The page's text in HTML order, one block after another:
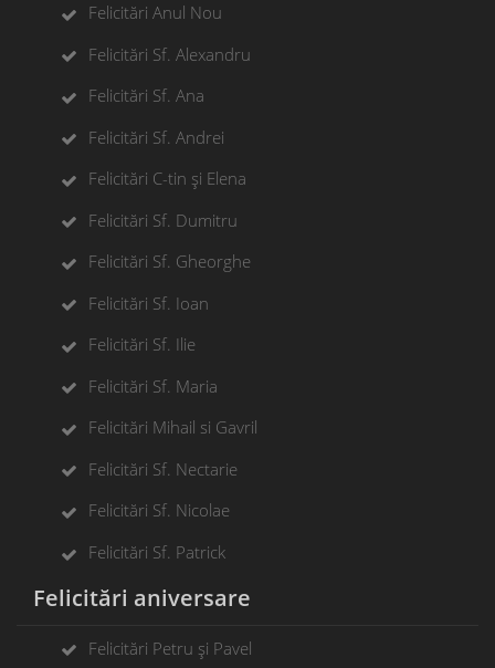
Felicitări Anul Nou
Felicitări Sf. Alexandru
Felicitări Sf. Ana
Felicitări Sf. Andrei
Felicitări C-tin și Elena
Felicitări Sf. Dumitru
Felicitări Sf. Gheorghe
Felicitări Sf. Ioan
Felicitări Sf. Ilie
Felicitări Sf. Maria
Felicitări Mihail si Gavril
Felicitări Sf. Nectarie
Felicitări Sf. Nicolae
Felicitări Sf. Patrick
Felicitări aniversare
Felicitări Petru și Pavel